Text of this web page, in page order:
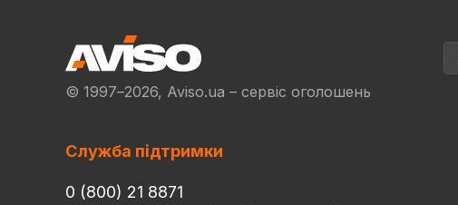
© 1997–2026, Aviso.ua – сервіс оголошень
Служба підтримки
0 (800) 21 8871